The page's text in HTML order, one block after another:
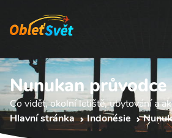
Nunukan průvodce
Co vidět, okolní letiště, ubytování a
Hlavní stránka
Indonésie